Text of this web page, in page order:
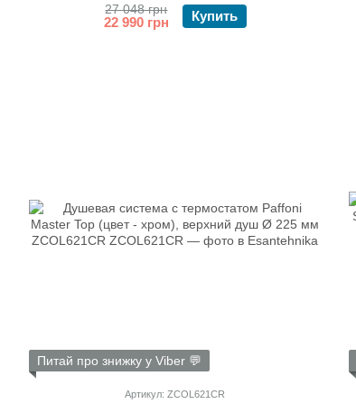
27 048 грн
22 990 грн Купить
Питай про знижку у Viber 💬
Артикул: ZCOL621CR